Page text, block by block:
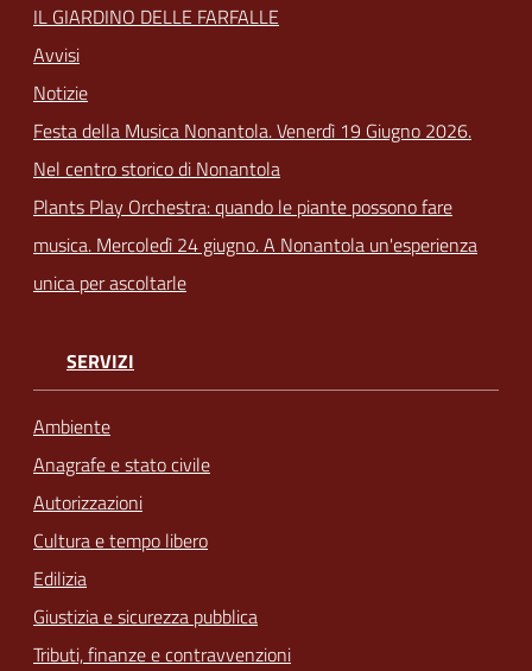
IL GIARDINO DELLE FARFALLE
Avvisi
Notizie
Festa della Musica Nonantola. Venerdì 19 Giugno 2026.
Nel centro storico di Nonantola
Plants Play Orchestra: quando le piante possono fare
musica. Mercoledì 24 giugno. A Nonantola un'esperienza
unica per ascoltarle
SERVIZI
Ambiente
Anagrafe e stato civile
Autorizzazioni
Cultura e tempo libero
Edilizia
Giustizia e sicurezza pubblica
Tributi, finanze e contravvenzioni